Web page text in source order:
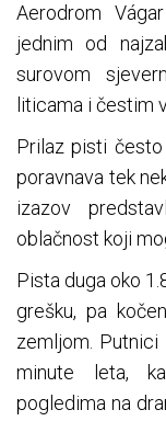
Aerodrom
jednim od
surovom
liticama i čestim
Prilaz pisti
poravnava tek
izazov
oblačnost koji
Pista duga oko
grešku, pa
zemljom.
minute leta,
pogledima na